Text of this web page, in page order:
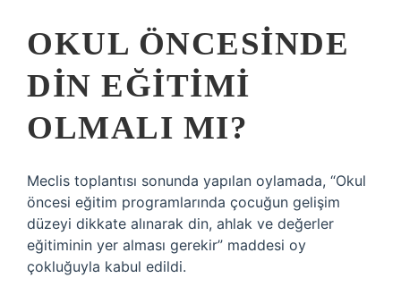
OKUL ÖNCESINDE
DIN EĞITIMI
OLMALI MI?
Meclis toplantısı sonunda yapılan oylamada, “Okul
öncesi eğitim programlarında çocuğun gelişim
düzeyi dikkate alınarak din, ahlak ve değerler
eğitiminin yer alması gerekir” maddesi oy
çokluğuyla kabul edildi.